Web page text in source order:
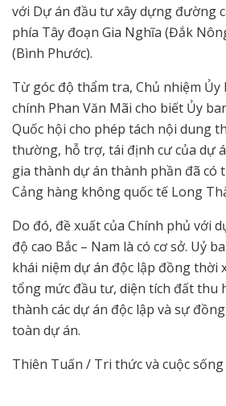
với Dự án đầu tư xây dựng đường
phía Tây đoạn Gia Nghĩa (Đắk
(Bình Phước).
Từ góc độ thẩm tra, Chủ nhiệm Ủy
chính Phan Văn Mãi cho biết Ủy
Quốc hội cho phép tách nội dung
thường, hỗ trợ, tái định cư của dự
gia thành dự án thành phần đã có
Cảng hàng không quốc tế Long
Do đó, đề xuất của Chính phủ với
độ cao Bắc – Nam là có cơ sở. Uỷ
khái niệm dự án độc lập đồng thời
tổng mức đầu tư, diện tích đất thu
thành các dự án độc lập và sự
toàn dự án.
Thiên Tuấn / Tri thức và cuộc sống